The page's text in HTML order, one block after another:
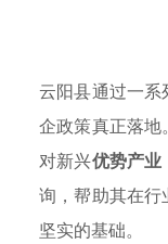
云阳县通过一系
企政策真正落
对新兴优势产业
询，帮助其在
坚实的基础。